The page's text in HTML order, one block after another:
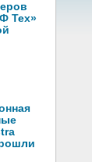
Тех»